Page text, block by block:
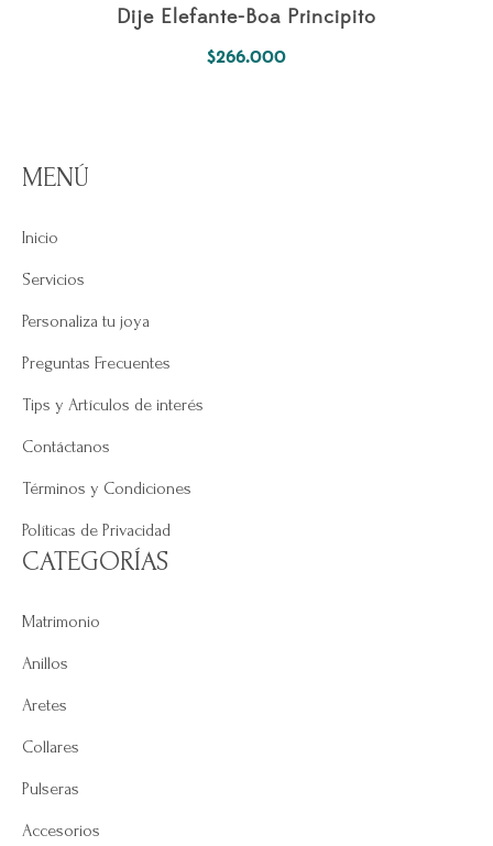
Dije Elefante-Boa Principito
$266.000
MENÚ
Inicio
Servicios
Personaliza tu joya
Preguntas Frecuentes
Tips y Artículos de interés
Contáctanos
Términos y Condiciones
Políticas de Privacidad
CATEGORÍAS
Matrimonio
Anillos
Aretes
Collares
Pulseras
Accesorios